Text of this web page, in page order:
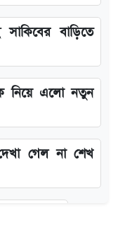
সাকিবের বাড়িতে
নিয়ে এলো নতুন
গেল না শেখ